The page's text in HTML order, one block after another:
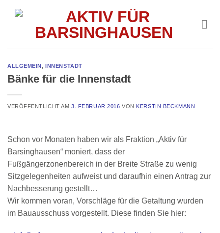
ALLGEMEIN,INNENSTADT
Bänke für die Innenstadt
VERÖFFENTLICHT AM3. FEBRUAR 2016 VON KERSTIN BECKMANN
Schon vor Monaten haben wir als Fraktion „Aktiv für
Barsinghausen“ moniert, dass der
Fußgängerzonenbereich in der Breite Straße zu wenig
Sitzgelegenheiten aufweist und daraufhin einen Antrag zur
Nachbesserung gestellt…
Wir kommen voran, Vorschläge für die Getaltung wurden
im Bauausschuss vorgestellt. Diese finden Sie hier: